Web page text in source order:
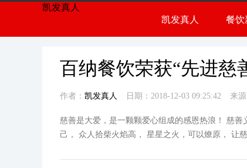
凯发真人
凯发真人
餐饮
百纳餐饮荣获“先进慈
作者： 凯发真人 日期：2018-12-03 09:25:42 来源
慈善是大爱，是一颗颗爱心组成的感恩热浪！ 慈
己， 众人拾柴火焰高， 星星之火，可以燎原， 让